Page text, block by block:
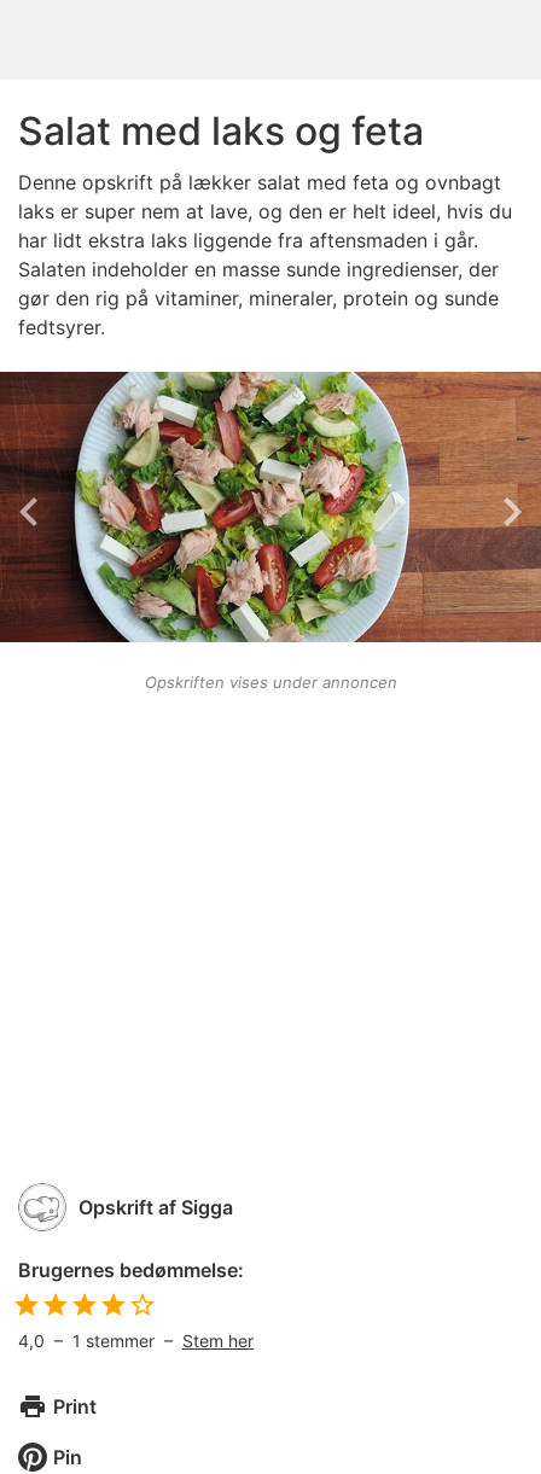
Salat med laks og feta
Denne opskrift på lækker salat med feta og ovnbagt
laks er super nem at lave, og den er helt ideel, hvis du
har lidt ekstra laks liggende fra aftensmaden i går.
Salaten indeholder en masse sunde ingredienser, der
gør den rig på vitaminer, mineraler, protein og sunde
fedtsyrer.
Opskriften vises under annoncen
Opskrift af Sigga
Brugernes bedømmelse:
4,0 – 1 stemmer – Stem her
Print
Pin